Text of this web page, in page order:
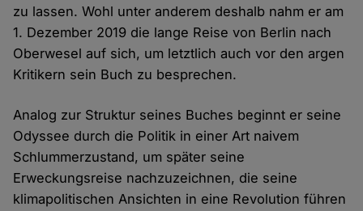
zu lassen. Wohl unter anderem deshalb nahm er am
1. Dezember 2019 die lange Reise von Berlin nach
Oberwesel auf sich, um letztlich auch vor den argen
Kritikern sein Buch zu besprechen.
Analog zur Struktur seines Buches beginnt er seine
Odyssee durch die Politik in einer Art naivem
Schlummerzustand, um später seine
Erweckungsreise nachzuzeichnen, die seine
klimapolitischen Ansichten in eine Revolution führen